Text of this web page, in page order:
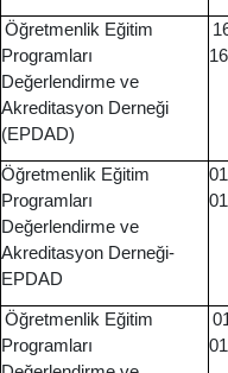
Öğretmenlik Eğitim
Programları
Değerlendirme ve
Akreditasyon Derneği
(EPDAD)
Öğretmenlik Eğitim
Programları
Değerlendirme ve
Akreditasyon Derneği-
EPDAD
Öğretmenlik Eğitim
Programları